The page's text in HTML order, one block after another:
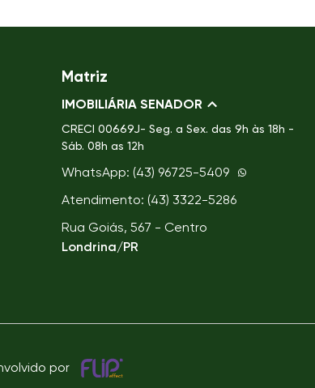
Matriz
IMOBILIÁRIA SENADOR
CRECI 00669J- Seg. a Sex. das 9h às 18h -
Sáb. 08h as 12h
WhatsApp: (43) 96725-5409
Atendimento: (43) 3322-5286
Rua Goiás, 567 - Centro
Londrina/PR
por